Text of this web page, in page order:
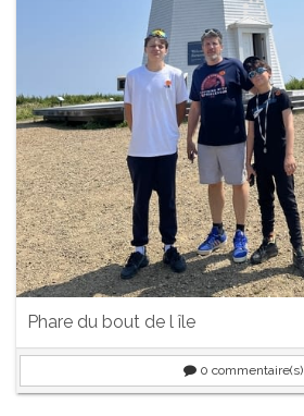
Phare du bout de l île
0 commentaire(s)